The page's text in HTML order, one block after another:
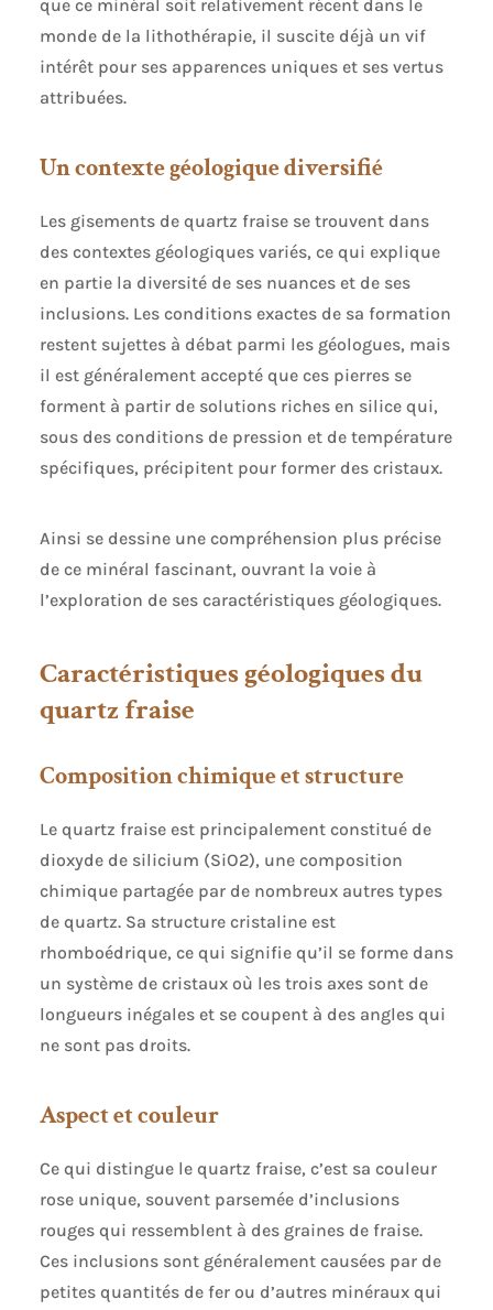
que ce minéral soit relativement récent dans le
monde de la lithothérapie, il suscite déjà un vif
intérêt pour ses apparences uniques et ses vertus
attribuées.
Un contexte géologique diversifié
Les gisements de quartz fraise se trouvent dans
des contextes géologiques variés, ce qui explique
en partie la diversité de ses nuances et de ses
inclusions. Les conditions exactes de sa formation
restent sujettes à débat parmi les géologues, mais
il est généralement accepté que ces pierres se
forment à partir de solutions riches en silice qui,
sous des conditions de pression et de température
spécifiques, précipitent pour former des cristaux.
Ainsi se dessine une compréhension plus précise
de ce minéral fascinant, ouvrant la voie à
l’exploration de ses caractéristiques géologiques.
Caractéristiques géologiques du
quartz fraise
Composition chimique et structure
Le quartz fraise est principalement constitué de
dioxyde de silicium (SiO2), une composition
chimique partagée par de nombreux autres types
de quartz. Sa structure cristaline est
rhomboédrique, ce qui signifie qu’il se forme dans
un système de cristaux où les trois axes sont de
longueurs inégales et se coupent à des angles qui
ne sont pas droits.
Aspect et couleur
Ce qui distingue le quartz fraise, c’est sa couleur
rose unique, souvent parsemée d’inclusions
rouges qui ressemblent à des graines de fraise.
Ces inclusions sont généralement causées par de
petites quantités de fer ou d’autres minéraux qui